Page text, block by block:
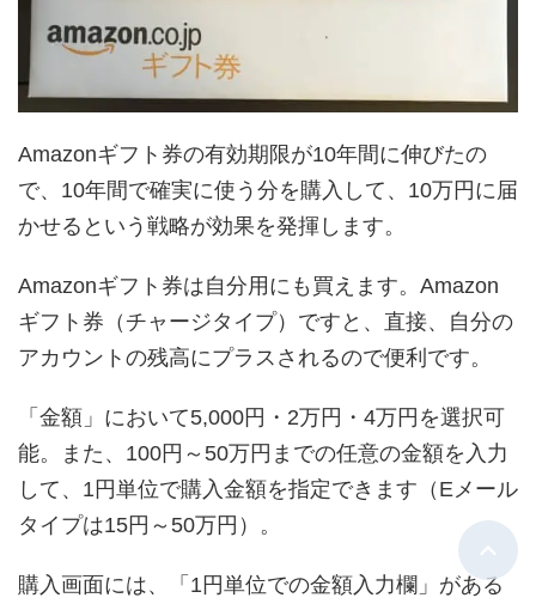
Amazonギフト券の有効期限が10年間に伸びたの
で、10年間で確実に使う分を購入して、10万円に届
かせるという戦略が効果を発揮します。
Amazonギフト券は自分用にも買えます。Amazon
ギフト券（チャージタイプ）ですと、直接、自分の
アカウントの残高にプラスされるので便利です。
「金額」において5,000円・2万円・4万円を選択可
能。また、100円～50万円までの任意の金額を入力
して、1円単位で購入金額を指定できます（Eメール
タイプは15円～50万円）。
購入画面には、「1円単位での金額入力欄」がある